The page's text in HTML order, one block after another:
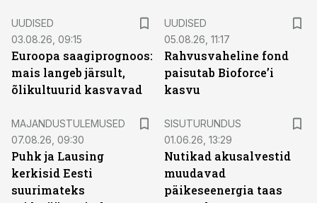
UUDISED
03.08.26, 09:15
Euroopa saagiprognoos:
mais langeb järsult,
õlikultuurid kasvavad
UUDISED
05.08.26, 11:17
Rahvusvaheline fond
paisutab Bioforce’i
kasvu
MAJANDUSTULEMUSED
07.08.26, 09:30
Puhk ja Lausing
kerkisid Eesti
suurimateks
SISUTURUNDUS
01.06.26, 13:29
Nutikad akusalvestid
muudavad
päikeseenergia taas